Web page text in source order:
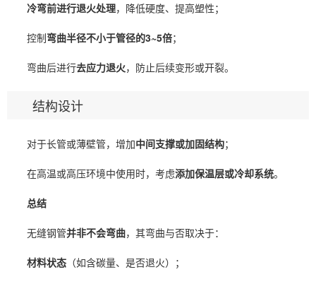
冷弯前进行退火处理，降低硬度、提高塑性；
控制弯曲半径不小于管径的3~5倍；
弯曲后进行去应力退火，防止后续变形或开裂。
结构设计
对于长管或薄壁管，增加中间支撑或加固结构；
在高温或高压环境中使用时，考虑添加保温层或冷却系统。
总结
无缝钢管并非不会弯曲，其弯曲与否取决于：
材料状态 （如含碳量、是否退火）；